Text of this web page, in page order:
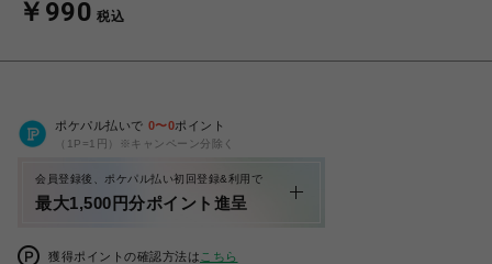
￥990 税込
ポケパル払いで 0〜0ポイント
（1P=1円）※キャンペーン分除く
会員登録後、ポケパル払い初回登録&利用で
最大1,500円分ポイント進呈
獲得ポイントの確認方法は こちら